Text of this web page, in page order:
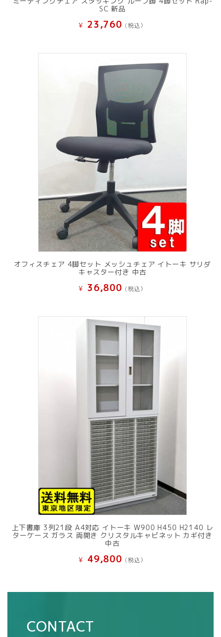
SC 新品
¥ 23,760 (税込）
オフィスチェア 4脚セット メッシュチェア イトーキ サリダ
キャスター付き 中古
¥ 36,800 (税込）
上下書庫 3列21段 A4対応 イトーキ W900 H450 H2140 レ
ターケース ガラス 両開き クリスタルキャビネット カギ付き
中古
¥ 49,800 (税込）
CONTACT